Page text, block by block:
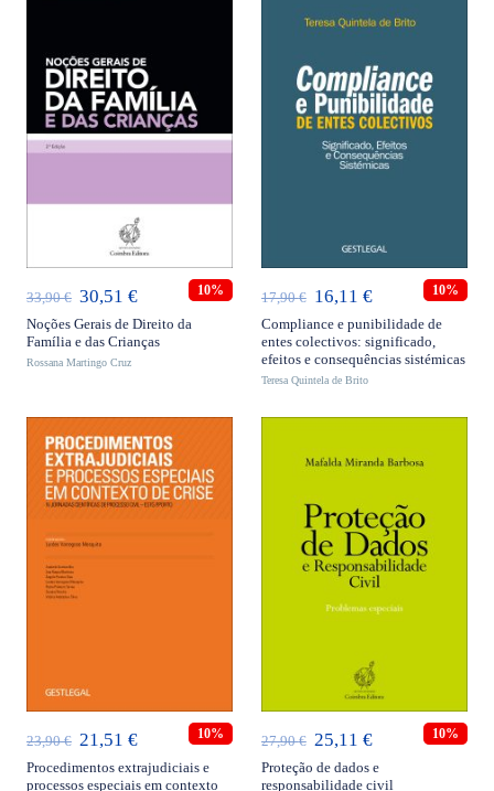
ADICIONAR
33,90€ O
preço
original
33,90 €.
30,51 €O
preço
atual
30,51 €.
10%
Noções Gerais de Direito da
Família e das Crianças
Rossana Martingo Cruz
17,90€ O
preço
original
era:
17,90 €.
16,11 €O
preço
atual
16,11 €.
10%
Compliance e punibilidade de
entes colectivos: significado,
efeitos e consequências sistémicas
Teresa Quintela de Brito
23,90€ O
preço
21,51 €O
preço
10%
Procedimentos extrajudiciais e
processos especiais em contexto
ADICIONAR
27,90€ O
preço
25,11 €O
preço
10%
Proteção de dados e
responsabilidade civil